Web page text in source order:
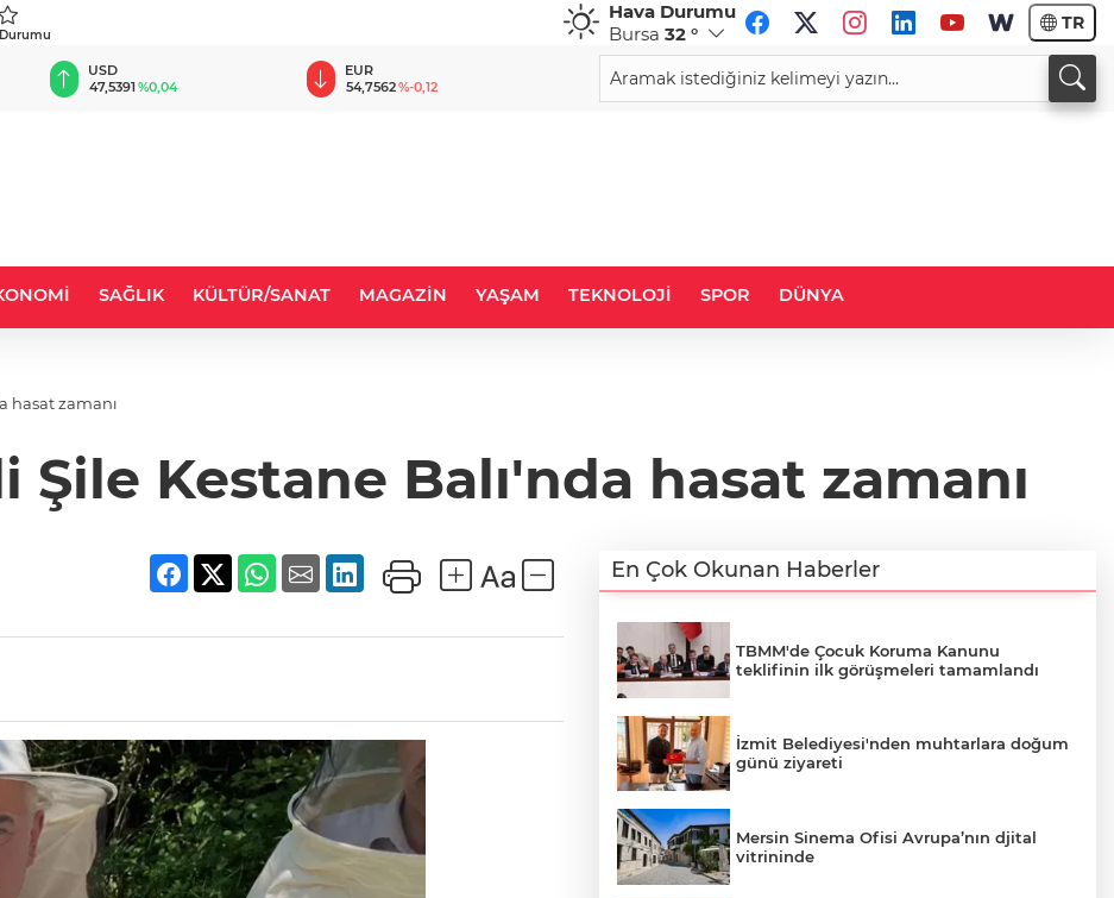
Hava Durumu
Bursa 32 ° TR
EUR
54,7562 %-0,12
GBP
63,7933%-0,03
CHF
58,4377%0,09
33,9248
SAĞLIK KÜLTÜR/SANAT MAGAZİN YAŞAM TEKNOLOJİ SPOR DÜNYA
hasat zamanı
Kestane Balı'nda hasat zamanı
En Çok Okunan Haberler
TBMM'de Çocuk Koruma Kanunu
teklifinin ilk görüşmeleri tamamlandı
İzmit Belediyesi'nden muhtarlara doğum
günü ziyareti
Mersin Sinema Ofisi Avrupa’nın djital
vitrininde